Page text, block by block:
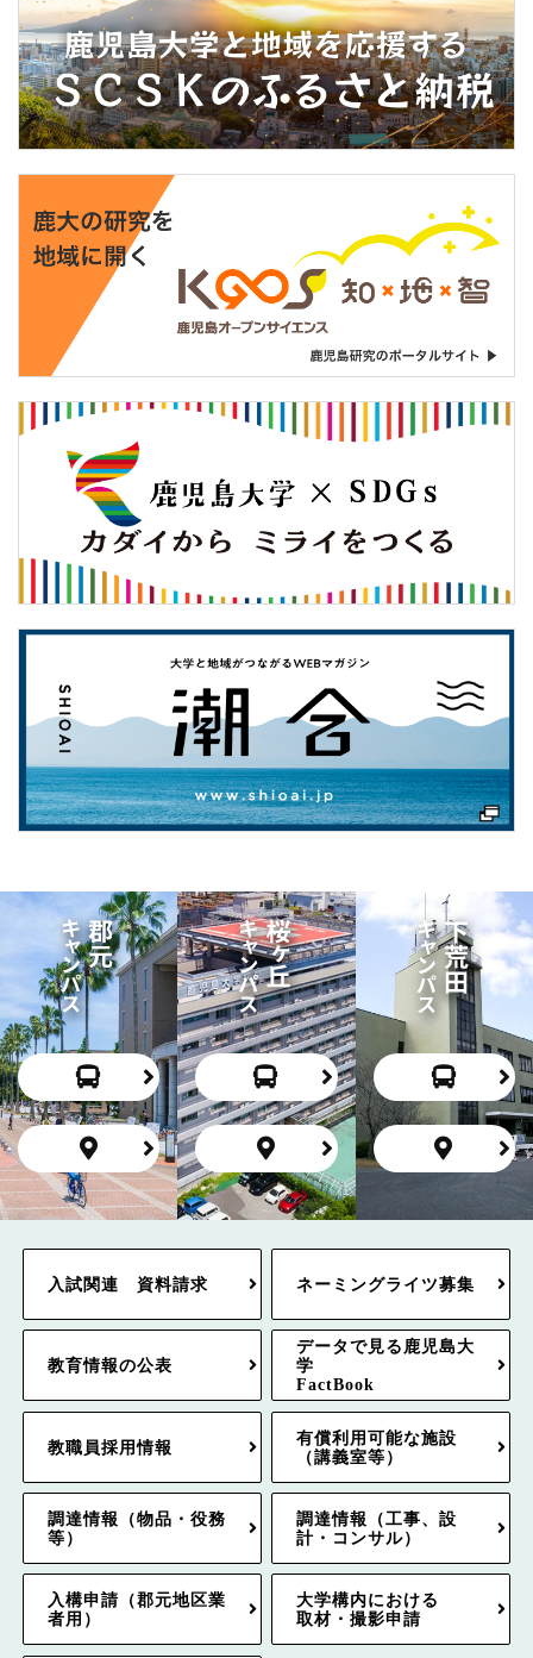
入試関連 資料請求 ネーミングライツ募集
教育情報の公表
データで見る鹿児島大
学
FactBook
教職員採用情報
有償利用可能な施設
（講義室等）
調達情報（物品・役務
等）
調達情報（工事、設
計・コンサル）
入構申請（郡元地区業
者用）
大学構内における
取材・撮影申請